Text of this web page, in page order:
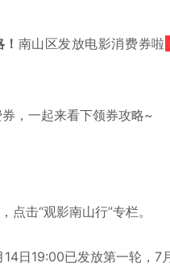
南山区发放电影消费券啦
，一起来看下领券攻略~
点击“观影南山行”专栏。
日19:00已发放第一轮，7